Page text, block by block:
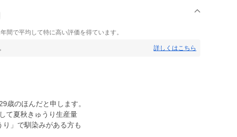
間で平均して特に高い評価を得ています。
詳しくはこちら
歳のほんだと申します。
て夏秋きゅうり生産量
」で馴染みがある方も